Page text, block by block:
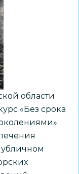
области
«Без срока